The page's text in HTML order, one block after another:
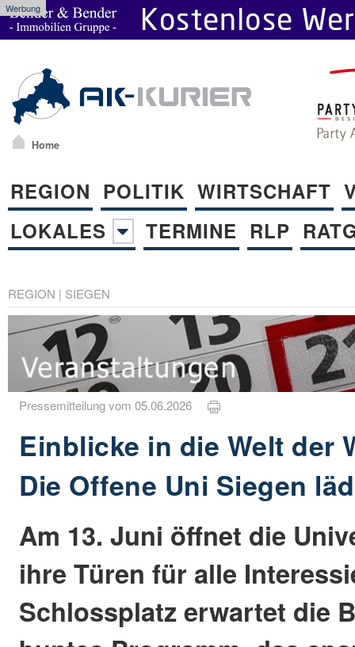
Werbung
Home
REGION POLITIK WIRTSCHAFT
LOKALES
TERMINE RLP
REGION | SIEGEN
Pressemitteilung vom 05.06.2026
Einblicke in die Welt der
Die Offene Uni Siegen
Am 13. Juni öffnet die
ihre Türen für alle
Schlossplatz erwartet die